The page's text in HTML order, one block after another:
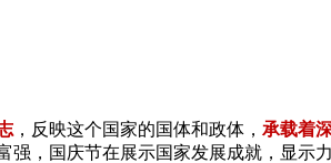
，反映这个国家的国体和政体， 承载着
，国庆节在展示国家发展成就，显示